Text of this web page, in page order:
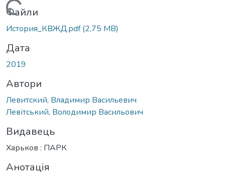
Вантажиться...
Файли
История_КВЖД.pdf(2,75 MB)
Дата
2019
Автори
Левитский, Владимир Васильевич
Левітський, Володимир Васильович
Видавець
Харьков : ПАРК
Анотація